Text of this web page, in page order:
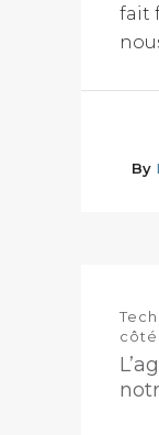
fait
By